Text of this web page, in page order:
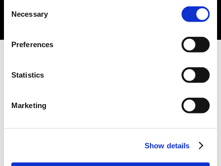
Selection
Necessary
Preferences
Statistics
Marketing
Show details